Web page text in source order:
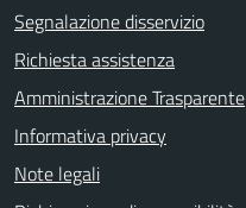
Segnalazione disservizio
Richiesta assistenza
Amministrazione Trasparente
Informativa privacy
Note legali